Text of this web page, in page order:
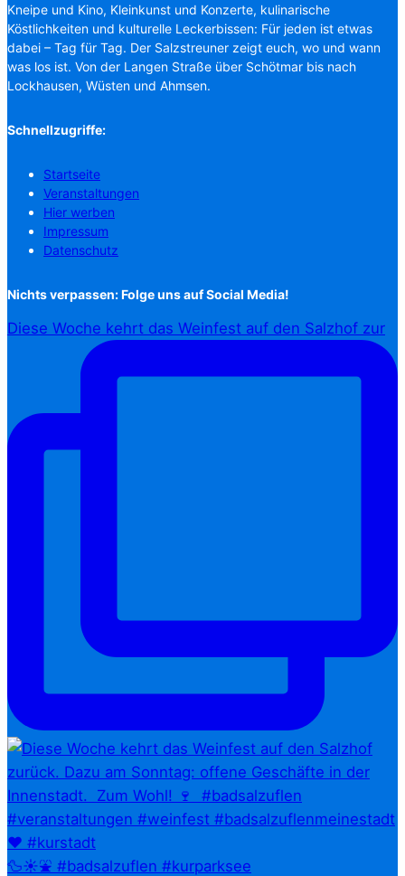
Kneipe und Kino, Kleinkunst und Konzerte, kulinarische
Köstlichkeiten und kulturelle Leckerbissen: Für jeden ist etwas
dabei – Tag für Tag. Der Salzstreuner zeigt euch, wo und wann
was los ist. Von der Langen Straße über Schötmar bis nach
Lockhausen, Wüsten und Ahmsen.
Schnellzugriffe:
Startseite
Veranstaltungen
Hier werben
Impressum
Datenschutz
Nichts verpassen: Folge uns auf Social Media!
Diese Woche kehrt das Weinfest auf den Salzhof zur
🦆☀️⛲ #badsalzuflen #kurparksee